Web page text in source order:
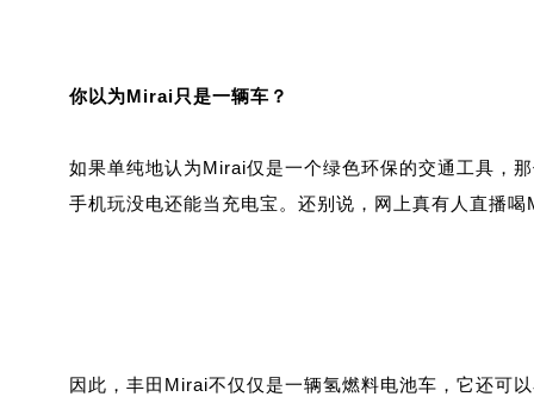
你以为Mirai只是一辆车？
如果单纯地认为Mirai仅是一个绿色环保的交通工具，
手机玩没电还能当充电宝。还别说，网上真有人直播
因此，丰田Mirai不仅仅是一辆氢燃料电池车，它还可